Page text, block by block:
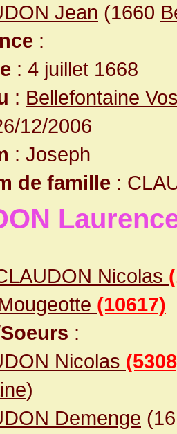
Jean (1660
:
: 4 juillet 1668
: Bellefontaine
12/2006
: Joseph
de famille :
Nicolas
(10617)
:
Nicolas
)
Demenge